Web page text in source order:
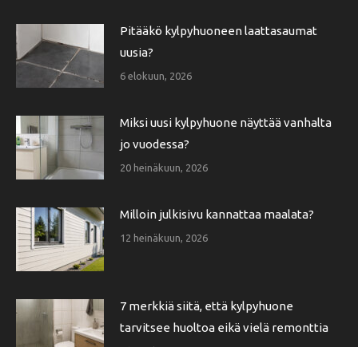
Pitääkö kylpyhuoneen laattasaumat
uusia?
6 elokuun, 2026
Miksi uusi kylpyhuone näyttää vanhalta
jo vuodessa?
20 heinäkuun, 2026
Milloin julkisivu kannattaa maalata?
12 heinäkuun, 2026
7 merkkiä siitä, että kylpyhuone
tarvitsee huoltoa eikä vielä remonttia